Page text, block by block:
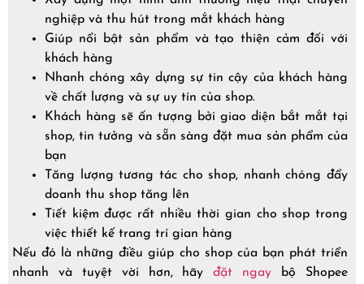
nghiệp và thu hút trong mắt khách hàng
Giúp nổi bật sản phẩm và tạo thiện cảm đối với
khách hàng
Nhanh chóng xây dựng sự tin cậy của khách hàng
về chất lượng và sự uy tín của shop.
Khách hàng sẽ ấn tượng bởi giao diện bắt mắt tại
shop, tin tưởng và sẵn sàng đặt mua sản phẩm của
bạn
Tăng lượng tương tác cho shop, nhanh chóng đẩy
doanh thu shop tăng lên
Tiết kiệm được rất nhiều thời gian cho shop trong
việc thiết kế trang trí gian hàng
Nếu đó là những điều giúp cho shop của bạn phát triển
nhanh và tuyệt vời hơn, hãyđặt ngay bộ Shopee